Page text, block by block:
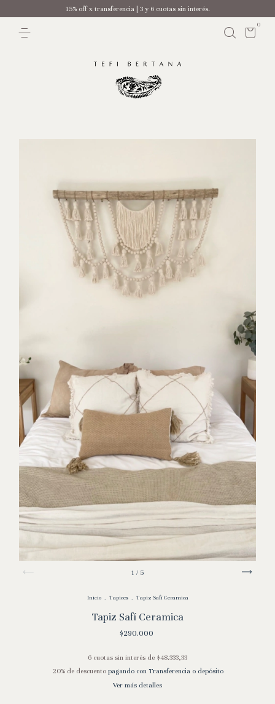
15% off x transferencia | 3 y 6 cuotas sin interés.
0
1 / 5
Inicio . Tapices . Tapiz Safí Ceramica
Tapiz Safí Ceramica
$290.000
6 cuotas sin interés de $48.333,33
20% de descuentopagando con Transferencia o depósito
Ver más detalles